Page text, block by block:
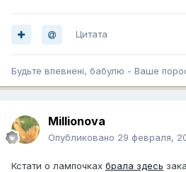
Цитата
Будьте впевненi, бабулю - Ваше
Millionova
Опубликовано 29 февраля,
Кстати о лампочках брала здесь